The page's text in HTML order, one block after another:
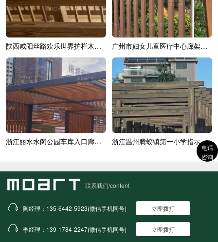
陕西咸阳丝路欢乐世界护栏木纹漆效果展示 广州市妇女儿童医疗中心廊架木纹漆效果展示
浙江丽水水阁公园车库入口廊架木纹漆 浙江温州腾蛟镇第一小学指示牌木纹漆施...
联系我们/content
陶经理：135-6442-5923(微信手机同号) 立即拨打
季经理：139-1784-2247(微信手机同号) 立即拨打
电话
咨询